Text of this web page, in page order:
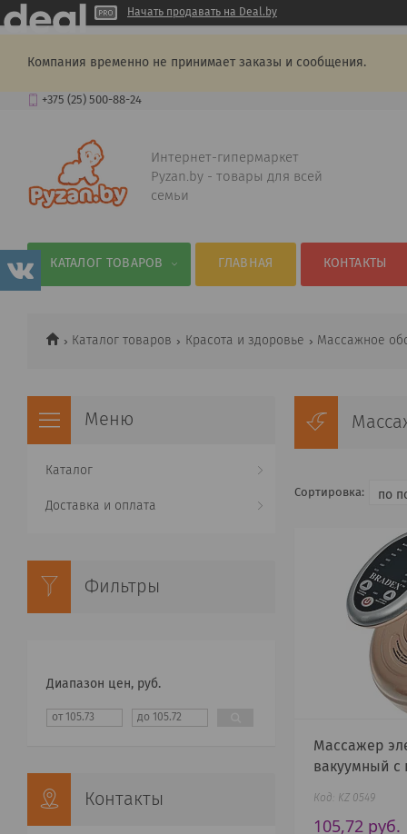
Начать продавать на Deal.by
Компания временно не принимает заказы и сообщения.
+375 (25) 500-88-24
Интернет-гипермаркет
Pyzan.by - товары для всей
семьи
КАТАЛОГ ТОВАРОВ ГЛАВНАЯ КОНТАКТЫ
Каталог товаров Красота и здоровье Массажное
Массажер
вакуумный с
KZ 0549
105,72 руб.
Каталог
Доставка и оплата
Фильтры
Диапазон цен, руб.
Контакты